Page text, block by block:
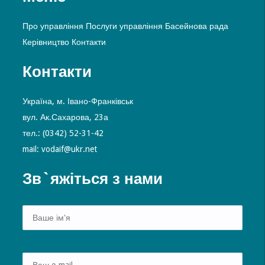
Про управління Послуги управління Басейнова рада
Керівництво Контакти
Контакти
Україна, м. Івано-Франківськ
вул. Ак.Сахарова, 23а
тел.: (0342) 52-31-42
mail: vodaif@ukr.net
Зв`яжіться з нами